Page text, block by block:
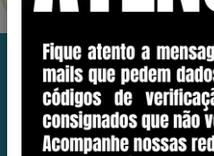
Cartilha Previdenciária
Notícias